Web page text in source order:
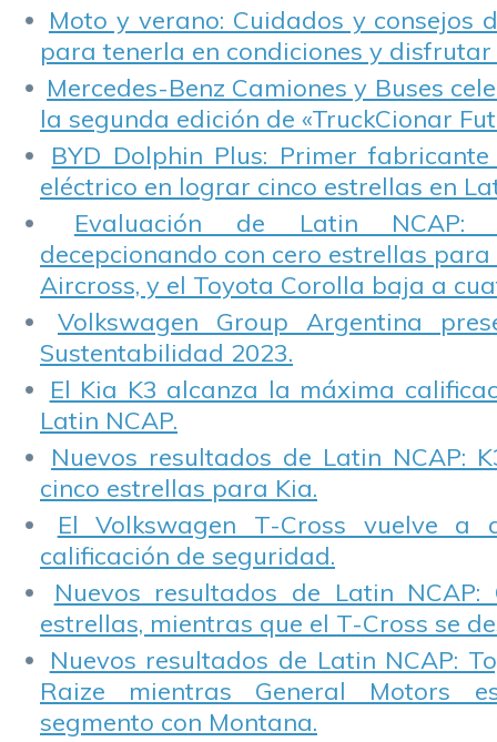
Moto y verano: Cuidados y consejos
para tenerla en condiciones y disfrutar
Mercedes-Benz Camiones y Buses
la segunda edición de «TruckCionar
BYD Dolphin Plus: Primer
eléctrico en lograr cinco estrellas en
Evaluación de Latin NCAP:
decepcionando con cero estrellas para
Aircross, y el Toyota Corolla baja a
Volkswagen Group Argentina
Sustentabilidad 2023.
El Kia K3 alcanza la máxima
Latin NCAP.
Nuevos resultados de Latin NCAP:
cinco estrellas para Kia.
El Volkswagen T-Cross vuelve a
calificación de seguridad.
Nuevos resultados de Latin NCAP:
estrellas, mientras que el T-Cross se
Nuevos resultados de Latin NCAP:
Raize mientras General Motors
segmento con Montana.